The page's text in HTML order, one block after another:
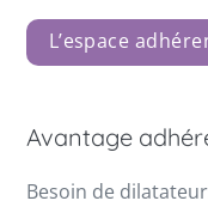
L’espace
Avantage
Besoin de